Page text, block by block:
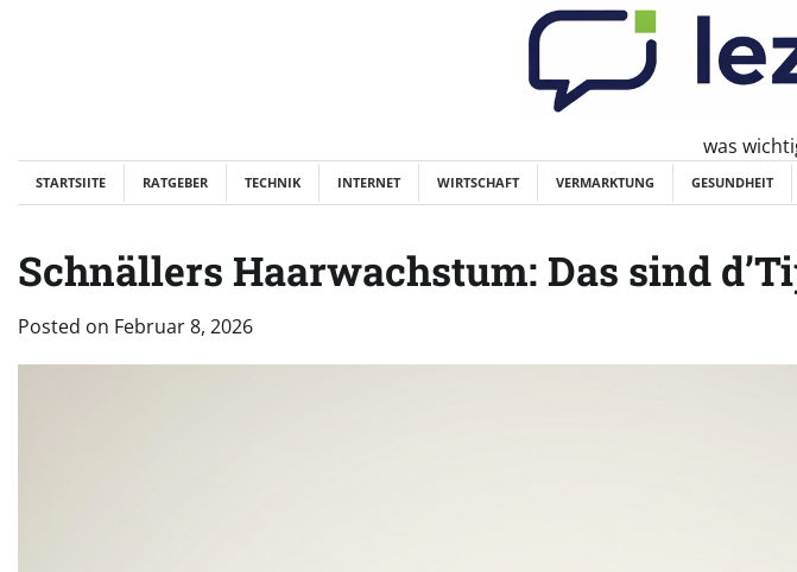
was
STARTSIITE RATGEBER TECHNIK INTERNET WIRTSCHAFT VERMARKTUNG GESUNDHEIT
Schnällers Haarwachstum: Das sind
Posted on Februar 8, 2026